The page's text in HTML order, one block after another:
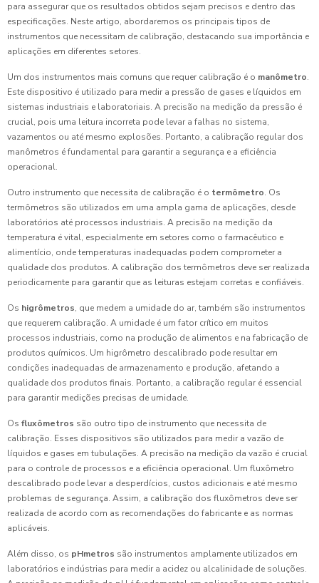
para assegurar que os resultados obtidos sejam precisos e dentro das
especificações. Neste artigo, abordaremos os principais tipos de
instrumentos que necessitam de calibração, destacando sua importância e
aplicações em diferentes setores.
Um dos instrumentos mais comuns que requer calibração é o manômetro.
Este dispositivo é utilizado para medir a pressão de gases e líquidos em
sistemas industriais e laboratoriais. A precisão na medição da pressão é
crucial, pois uma leitura incorreta pode levar a falhas no sistema,
vazamentos ou até mesmo explosões. Portanto, a calibração regular dos
manômetros é fundamental para garantir a segurança e a eficiência
operacional.
Outro instrumento que necessita de calibração é o termômetro. Os
termômetros são utilizados em uma ampla gama de aplicações, desde
laboratórios até processos industriais. A precisão na medição da
temperatura é vital, especialmente em setores como o farmacêutico e
alimentício, onde temperaturas inadequadas podem comprometer a
qualidade dos produtos. A calibração dos termômetros deve ser realizada
periodicamente para garantir que as leituras estejam corretas e confiáveis.
Os higrômetros, que medem a umidade do ar, também são instrumentos
que requerem calibração. A umidade é um fator crítico em muitos
processos industriais, como na produção de alimentos e na fabricação de
produtos químicos. Um higrômetro descalibrado pode resultar em
condições inadequadas de armazenamento e produção, afetando a
qualidade dos produtos finais. Portanto, a calibração regular é essencial
para garantir medições precisas de umidade.
Os fluxômetros são outro tipo de instrumento que necessita de
calibração. Esses dispositivos são utilizados para medir a vazão de
líquidos e gases em tubulações. A precisão na medição da vazão é crucial
para o controle de processos e a eficiência operacional. Um fluxômetro
descalibrado pode levar a desperdícios, custos adicionais e até mesmo
problemas de segurança. Assim, a calibração dos fluxômetros deve ser
realizada de acordo com as recomendações do fabricante e as normas
aplicáveis.
Além disso, os pHmetros são instrumentos amplamente utilizados em
laboratórios e indústrias para medir a acidez ou alcalinidade de soluções.